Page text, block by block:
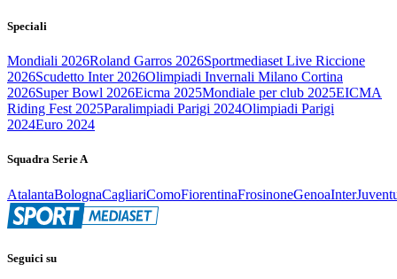
Speciali
Mondiali 2026Roland Garros 2026Sportmediaset Live Riccione
2026Scudetto Inter 2026Olimpiadi Invernali Milano Cortina
2026Super Bowl 2026Eicma 2025Mondiale per club 2025EICMA
Riding Fest 2025Paralimpiadi Parigi 2024Olimpiadi Parigi
2024Euro 2024
Squadra Serie A
AtalantaBolognaCagliariComoFiorentinaFrosinoneGenoaInter
Seguici su